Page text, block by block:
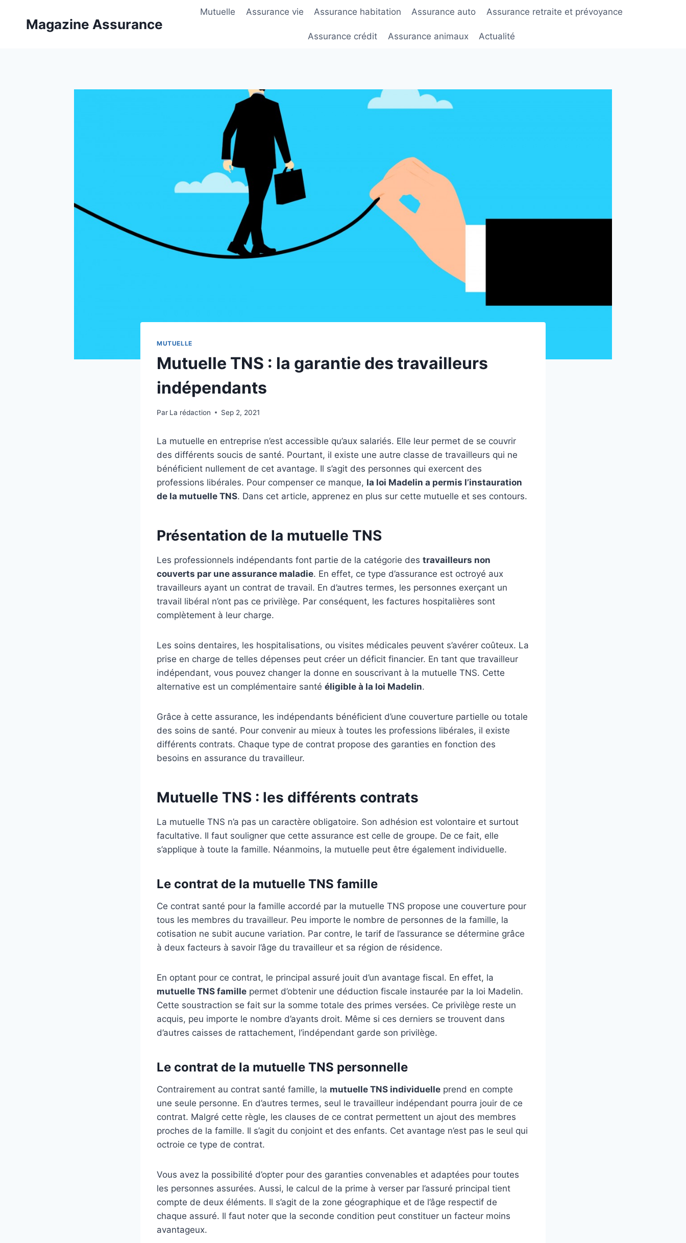
Magazine Assurance
Mutuelle Assurance vie Assurance habitation Assurance auto Assurance retraite et prévoyance
Assurance crédit Assurance animaux Actualité
MUTUELLE
Mutuelle TNS : la garantie des travailleurs
indépendants
Par La rédaction Sep 2, 2021
La mutuelle en entreprise n’est accessible qu’aux salariés. Elle leur permet de se couvrir
des différents soucis de santé. Pourtant, il existe une autre classe de travailleurs qui ne
bénéficient nullement de cet avantage. Il s’agit des personnes qui exercent des
professions libérales. Pour compenser ce manque, la loi Madelin a permis l’instauration
de la mutuelle TNS. Dans cet article, apprenez en plus sur cette mutuelle et ses contours.
Présentation de la mutuelle TNS
Les professionnels indépendants font partie de la catégorie des travailleurs non
couverts par une assurance maladie. En effet, ce type d’assurance est octroyé aux
travailleurs ayant un contrat de travail. En d’autres termes, les personnes exerçant un
travail libéral n’ont pas ce privilège. Par conséquent, les factures hospitalières sont
complètement à leur charge.
Les soins dentaires, les hospitalisations, ou visites médicales peuvent s’avérer coûteux. La
prise en charge de telles dépenses peut créer un déficit financier. En tant que travailleur
indépendant, vous pouvez changer la donne en souscrivant à la mutuelle TNS. Cette
alternative est un complémentaire santé éligible à la loi Madelin.
Grâce à cette assurance, les indépendants bénéficient d’une couverture partielle ou totale
des soins de santé. Pour convenir au mieux à toutes les professions libérales, il existe
différents contrats. Chaque type de contrat propose des garanties en fonction des
besoins en assurance du travailleur.
Mutuelle TNS : les différents contrats
La mutuelle TNS n’a pas un caractère obligatoire. Son adhésion est volontaire et surtout
facultative. Il faut souligner que cette assurance est celle de groupe. De ce fait, elle
s’applique à toute la famille. Néanmoins, la mutuelle peut être également individuelle.
Le contrat de la mutuelle TNS famille
Ce contrat santé pour la famille accordé par la mutuelle TNS propose une couverture pour
tous les membres du travailleur. Peu importe le nombre de personnes de la famille, la
cotisation ne subit aucune variation. Par contre, le tarif de l’assurance se détermine grâce
à deux facteurs à savoir l’âge du travailleur et sa région de résidence.
En optant pour ce contrat, le principal assuré jouit d’un avantage fiscal. En effet, la
mutuelle TNS famille permet d’obtenir une déduction fiscale instaurée par la loi Madelin.
Cette soustraction se fait sur la somme totale des primes versées. Ce privilège reste un
acquis, peu importe le nombre d’ayants droit. Même si ces derniers se trouvent dans
d’autres caisses de rattachement, l’indépendant garde son privilège.
Le contrat de la mutuelle TNS personnelle
Contrairement au contrat santé famille, la mutuelle TNS individuelle prend en compte
une seule personne. En d’autres termes, seul le travailleur indépendant pourra jouir de ce
contrat. Malgré cette règle, les clauses de ce contrat permettent un ajout des membres
proches de la famille. Il s’agit du conjoint et des enfants. Cet avantage n’est pas le seul qui
octroie ce type de contrat.
Vous avez la possibilité d’opter pour des garanties convenables et adaptées pour toutes
les personnes assurées. Aussi, le calcul de la prime à verser par l’assuré principal tient
compte de deux éléments. Il s’agit de la zone géographique et de l’âge respectif de
chaque assuré. Il faut noter que la seconde condition peut constituer un facteur moins
avantageux.